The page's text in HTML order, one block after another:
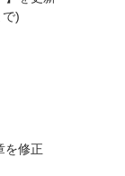
)
を修正